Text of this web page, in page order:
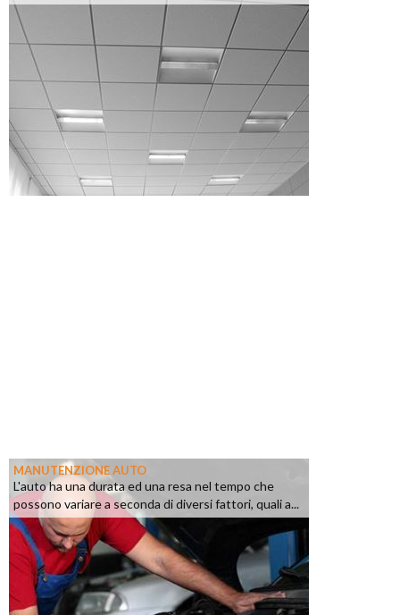
MANUTENZIONE AUTO
L'auto ha una durata ed una resa nel tempo che
possono variare a seconda di diversi fattori, quali a...